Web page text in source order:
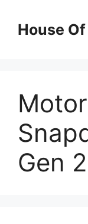
contentHouse
Gen